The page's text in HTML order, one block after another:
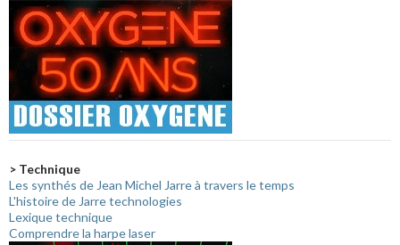
> Technique
Les synthés de Jean Michel Jarre à travers le temps
L'histoire de Jarre technologies
Lexique technique
Comprendre la harpe laser